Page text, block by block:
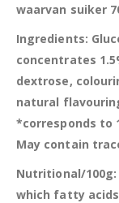
waarvan suiker
Ingredients:
concentrates
dextrose,
natural
*corresponds to
May contain
Nutritional/100g:
which fatty